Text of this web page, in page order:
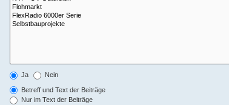
Ja Nein
Betreff und Text der Beiträge
Nur im Text der Beiträge